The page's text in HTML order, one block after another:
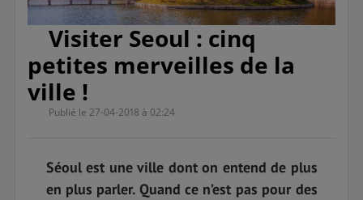
Visiter Seoul : cinq
petites merveilles de la
ville !
Publié le 27-04-2018 à 02:24
Séoul est une ville dont on entend de plus
en plus parler. Quand ce n’est pas pour des